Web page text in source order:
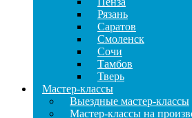
Рязань
Саратов
Смоленск
Сочи
Тамбов
Тверь
Мастер-классы
Выездные мастер-классы
Мастер-классы на